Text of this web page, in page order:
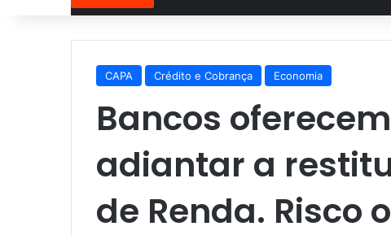
CAPA Crédito e Cobrança Economia
Bancos
adiantar a
de Renda. Risco